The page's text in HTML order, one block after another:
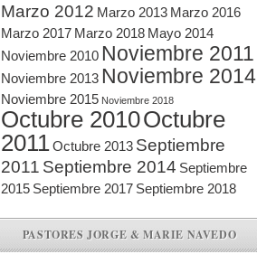
Marzo 2012 Marzo 2013 Marzo 2016
Marzo 2017 Marzo 2018 Mayo 2014
Noviembre 2010 Noviembre 2011
Noviembre 2013 Noviembre 2014
Noviembre 2015 Noviembre 2018
Octubre 2010Octubre
2011Octubre 2013 Septiembre
2011 Septiembre 2014 Septiembre
2015 Septiembre 2017 Septiembre 2018
PASTORES JORGE & MARIE NAVEDO